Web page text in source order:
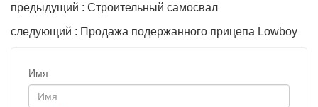
предыдущий : Строительный самосвал
следующий : Продажа подержанного прицепа Lowboy
Имя